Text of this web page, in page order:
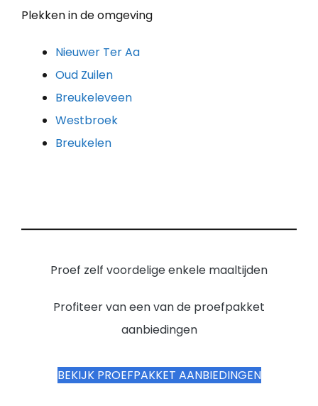
Plekken in de omgeving
Nieuwer Ter Aa
Oud Zuilen
Breukeleveen
Westbroek
Breukelen
Proef zelf voordelige enkele maaltijden
Profiteer van een van de proefpakket
aanbiedingen
BEKIJK PROEFPAKKET AANBIEDINGEN